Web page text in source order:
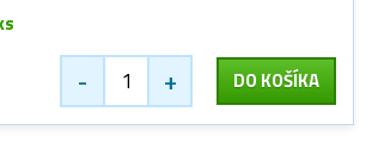
- + DO KOŠÍKA